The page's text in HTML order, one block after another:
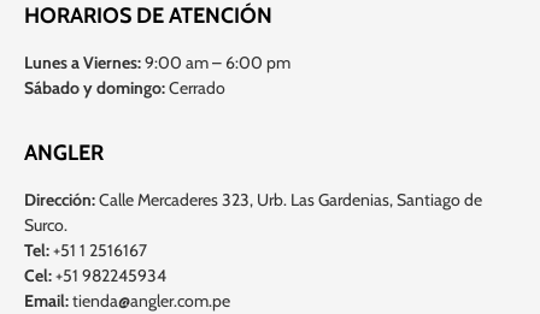
HORARIOS DE ATENCIÓN
Lunes a Viernes:9:00 am – 6:00 pm
Sábado y domingo:Cerrado
ANGLER
Dirección:Calle Mercaderes 323, Urb. Las Gardenias, Santiago de
Surco.
Tel:+51 1 2516167
Cel:+51 982245934
Email:tienda@angler.com.pe